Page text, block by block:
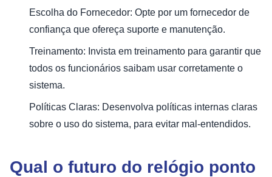
Escolha do Fornecedor: Opte por um fornecedor de
confiança que ofereça suporte e manutenção.
Treinamento: Invista em treinamento para garantir que
todos os funcionários saibam usar corretamente o
sistema.
Políticas Claras: Desenvolva políticas internas claras
sobre o uso do sistema, para evitar mal-entendidos.
Qual o futuro do relógio ponto